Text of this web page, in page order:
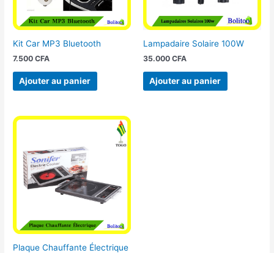
Kit Car MP3 Bluetooth
7.500CFA
Ajouter au panier
Lampadaire Solaire 100W
35.000 CFA
Ajouter au panier
Plaque Chauffante Électrique